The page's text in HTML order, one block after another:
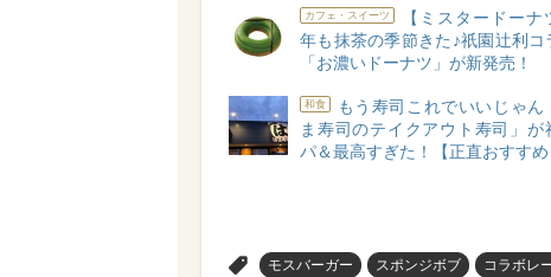
カフェ・スイーツ
【ミスタードーナ
年も抹茶の季節きた♪祇園辻利コ
「お濃いドーナツ」が新発売！
和食
もう寿司これでいいじゃん
ま寿司のテイクアウト寿司」が
パ＆最高すぎた！【正直おすすめ
モスバーガー スポンジボブ コラボレ